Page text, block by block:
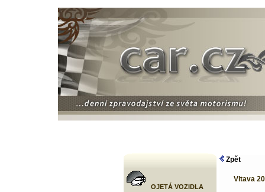
OJETÁ VOZIDLA
Zpět
Vltava